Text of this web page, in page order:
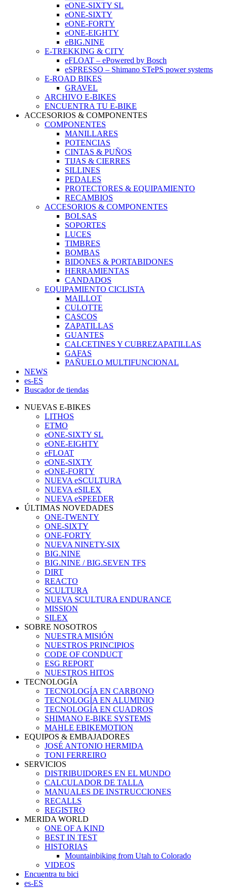
eONE-SIXTY SL
eONE-SIXTY
eONE-FORTY
eONE-EIGHTY
eBIG.NINE
E-TREKKING & CITY
eFLOAT – ePowered by Bosch
eSPRESSO – Shimano STePS power systems
E-ROAD BIKES
GRAVEL
ARCHIVO E-BIKES
ENCUENTRA TU E-BIKE
ACCESORIOS & COMPONENTES
COMPONENTES
MANILLARES
POTENCIAS
CINTAS & PUÑOS
TIJAS & CIERRES
SILLINES
PEDALES
PROTECTORES & EQUIPAMIENTO
RECAMBIOS
ACCESORIOS & COMPONENTES
BOLSAS
SOPORTES
LUCES
TIMBRES
BOMBAS
BIDONES & PORTABIDONES
HERRAMIENTAS
CANDADOS
EQUIPAMIENTO CICLISTA
MAILLOT
CULOTTE
CASCOS
ZAPATILLAS
GUANTES
CALCETINES Y CUBREZAPATILLAS
GAFAS
PAÑUELO MULTIFUNCIONAL
NEWS
es-ES
Buscador de tiendas
NUEVAS E-BIKES
LITHOS
ETMO
eONE-SIXTY SL
eONE-EIGHTY
eFLOAT
eONE-SIXTY
eONE-FORTY
NUEVA eSCULTURA
NUEVA eSILEX
NUEVA eSPEEDER
ÚLTIMAS NOVEDADES
ONE-TWENTY
ONE-SIXTY
ONE-FORTY
NUEVA NINETY-SIX
BIG.NINE
BIG.NINE / BIG.SEVEN TFS
DIRT
REACTO
SCULTURA
NUEVA SCULTURA ENDURANCE
MISSION
SILEX
SOBRE NOSOTROS
NUESTRA MISIÓN
NUESTROS PRINCIPIOS
CODE OF CONDUCT
ESG REPORT
NUESTROS HITOS
TECNOLOGÍA
TECNOLOGÍA EN CARBONO
TECNOLOGÍA EN ALUMINIO
TECNOLOGÍA EN CUADROS
SHIMANO E-BIKE SYSTEMS
MAHLE EBIKEMOTION
EQUIPOS & EMBAJADORES
JOSÉ ANTONIO HERMIDA
TONI FERREIRO
SERVICIOS
DISTRIBUIDORES EN EL MUNDO
CALCULADOR DE TALLA
MANUALES DE INSTRUCCIONES
RECALLS
REGISTRO
MERIDA WORLD
ONE OF A KIND
BEST IN TEST
HISTORIAS
Mountainbiking from Utah to Colorado
VIDEOS
Encuentra tu bici
es-ES